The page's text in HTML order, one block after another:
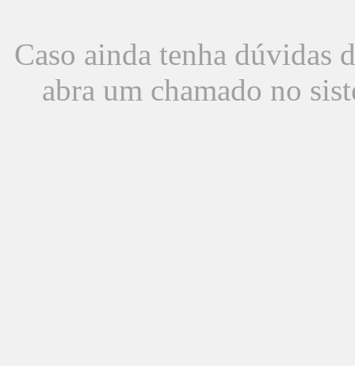
Caso ainda tenha dúvidas
abra um chamado no